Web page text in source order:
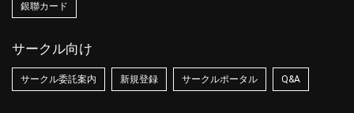
銀聯カード
サークル向け
サークル委託案内 新規登録 サークルポータル Q&A